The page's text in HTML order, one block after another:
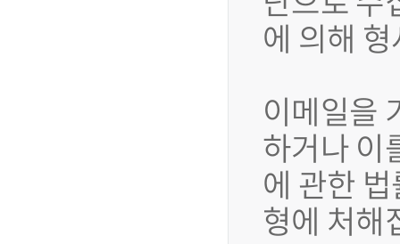
에 의해
이메일을
하거나 이
에 관한
형에 처해